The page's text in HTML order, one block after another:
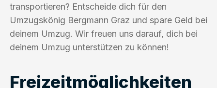
transportieren? Entscheide dich für den
Umzugskönig Bergmann Graz und spare Geld bei
deinem Umzug. Wir freuen uns darauf, dich bei
deinem Umzug unterstützen zu können!
Freizeitmöglichkeiten